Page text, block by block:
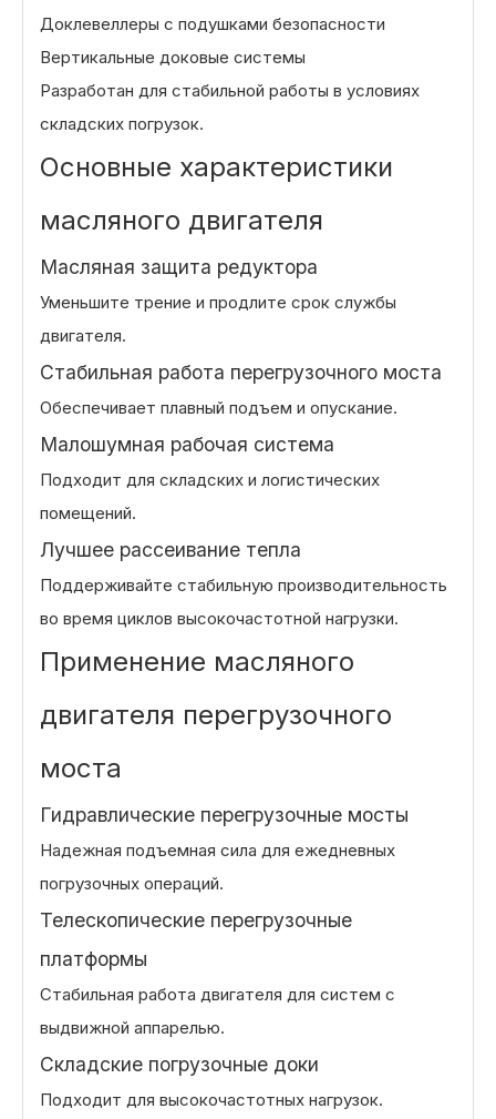
Доклевеллеры с подушками безопасности
Вертикальные доковые системы
Разработан для стабильной работы в условиях
складских погрузок.
Основные характеристики
масляного двигателя
Масляная защита редуктора
Уменьшите трение и продлите срок службы
двигателя.
Стабильная работа перегрузочного моста
Обеспечивает плавный подъем и опускание.
Малошумная рабочая система
Подходит для складских и логистических
помещений.
Лучшее рассеивание тепла
Поддерживайте стабильную производительность
во время циклов высокочастотной нагрузки.
Применение масляного
двигателя перегрузочного
моста
Гидравлические перегрузочные мосты
Надежная подъемная сила для ежедневных
погрузочных операций.
Телескопические перегрузочные
платформы
Стабильная работа двигателя для систем с
выдвижной аппарелью.
Складские погрузочные доки
Подходит для высокочастотных нагрузок.